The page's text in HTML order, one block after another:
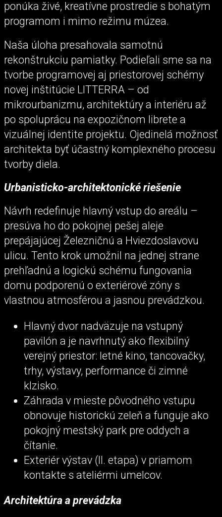
ponúka živé, kreatívne prostredie s bohatým
programom i mimo režimu múzea.
Naša úloha presahovala samotnú
rekonštrukciu pamiatky. Podieľali sme sa na
tvorbe programovej aj priestorovej schémy
novej inštitúcie LITTERRA – od
mikrourbanizmu, architektúry a interiéru až
po spoluprácu na expozičnom librete a
vizuálnej identite projektu. Ojedinelá možnosť
architekta byť účastný komplexného procesu
tvorby diela.
Urbanisticko-architektonické riešenie
Návrh redefinuje hlavný vstup do areálu –
presúva ho do pokojnej pešej aleje
prepájajúcej Železničnú a Hviezdoslavovu
ulicu. Tento krok umožnil na jednej strane
prehľadnú a logickú schému fungovania
domu podporenú o exteriérové zóny s
vlastnou atmosférou a jasnou prevádzkou.
Hlavný dvor nadväzuje na vstupný
pavilón a je navrhnutý ako flexibilný
verejný priestor: letné kino, tancovačky,
trhy, výstavy, performance či zimné
klzisko.
Záhrada v mieste pôvodného vstupu
obnovuje historickú zeleň a funguje ako
pokojný mestský park pre oddych a
čítanie.
Exteriér výstav (II. etapa) v priamom
kontakte s ateliérmi umelcov.
Architektúra a prevádzka